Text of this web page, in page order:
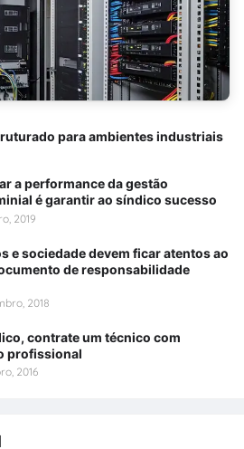
para ambientes industriais
a performance da gestão
é garantir ao síndico sucesso
2019
e sociedade devem ficar atentos ao
de responsabilidade
2018
contrate um técnico com
profissional
2016